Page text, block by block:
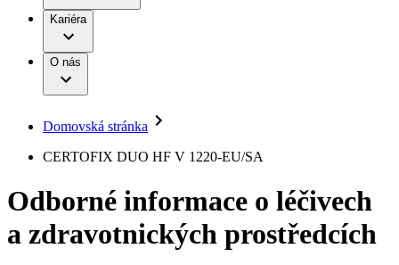
Léčba bolesti
Mimotělní očišťování krve
Neurochirurgie
Onkologie
Ortopedie
Páteřní chirurgie
Péče o rány
Onemocnění
B. Braun Avitum
Práce a kariéra
Naše kultura
Vaše příležitost​
Odpovědnost
Média
Tiskové zprávy
Kontakt
Kontaktní formulář
Registrace k odběru newsletteru
Kariéra
O nás
Domovská stránka
CERTOFIX DUO HF V 1220-EU/SA
Odborné informace o léčivech
a zdravotnických prostředcích